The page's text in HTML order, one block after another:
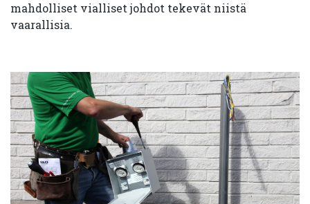
mahdolliset vialliset johdot tekevät niistä
vaarallisia.